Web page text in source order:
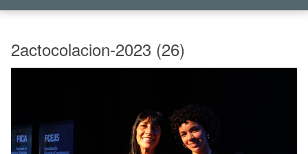
2actocolacion-2023 (26)